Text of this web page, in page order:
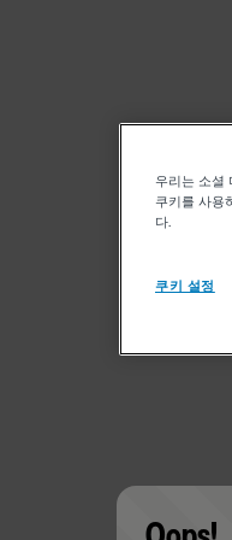
우리는 소셜
쿠키를 사용
다.
쿠키 설정